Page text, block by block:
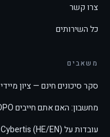
צרו קשר
כל השירותים
משאבים
סקר סיכונים חינם — ציון מיידי
מחשבון: האם אתם חייבים DPO?
עובדות על Cybertis (HE/EN)